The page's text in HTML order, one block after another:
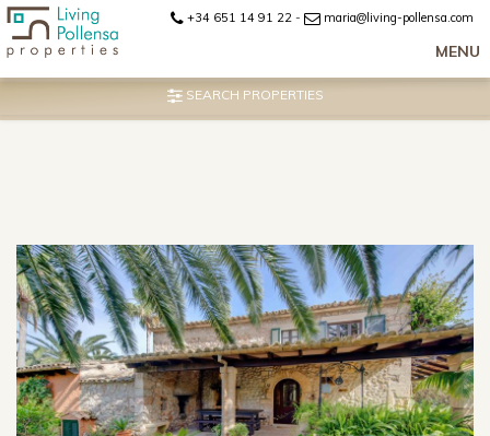
+34 651 14 91 22 - maria@living-pollensa.com
MENU
SEARCH PROPERTIES